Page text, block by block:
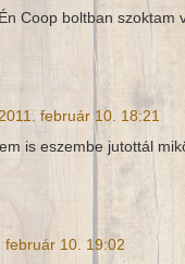
Coop boltban szoktam
2011. február 10. 18:21
is eszembe jutottál
február 10. 19:02